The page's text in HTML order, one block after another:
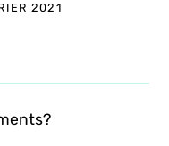
2021